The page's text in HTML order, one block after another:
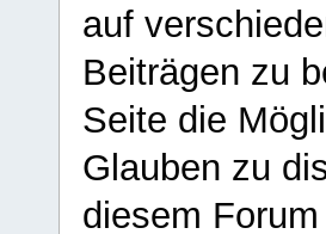
auf
Beiträgen zu
Seite die
Glauben zu
diesem